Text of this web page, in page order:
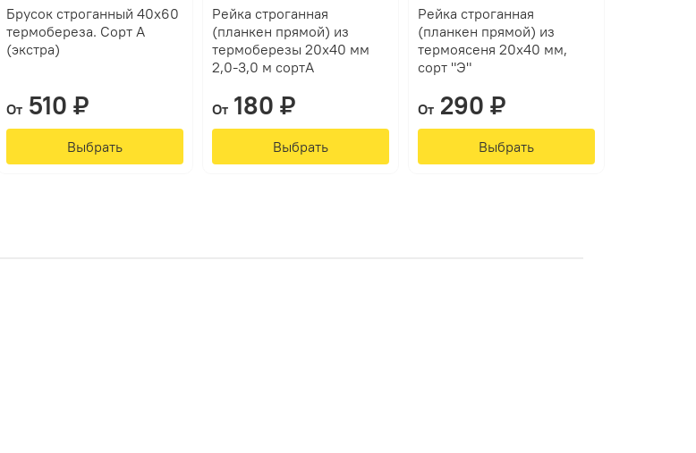
Брусок строганный 40х60
термобереза. Сорт А
(экстра)
От 510 ₽
Выбрать
Рейка строганная
(планкен прямой) из
термоберезы 20х40 мм
2,0-3,0 м сортА
От 180 ₽
Выбрать
Рейка строганная
(планкен прямой) из
термоясеня 20х40 мм,
сорт "Э"
От 290 ₽
Выбрать